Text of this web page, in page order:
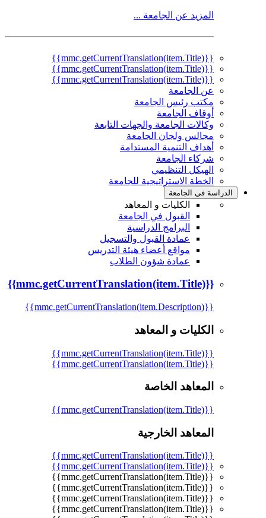
المزيد عن الجامعة ...
{{mmc.getCurrentTranslation(item.Title)}}
{{mmc.getCurrentTranslation(item.Title)}}
{{mmc.getCurrentTranslation(item.Title)}}
عن الجامعة
مكتب رئيس الجامعة
أوقاف الجامعة
وكالات الجامعة والجهات التابعة
مجالس ولجان الجامعة
أهداف التنمية المستدامة
شركاء الجامعة
الهيكل التنظيمي
الخطة الاستراتيجية للجامعة
الدراسة في الجامعة
الكليات و المعاهد
القبول في الجامعة
البرامج الدراسية
عمادة القبول والتسجيل
مواقع أعضاء هيئة التدريس
عمادة شؤون الطلاب
{{mmc.getCurrentTranslation(item.Title)}}
{{mmc.getCurrentTranslation(item.Description)}}
الكليات و المعاهد
{{mmc.getCurrentTranslation(item.Title)}}
{{mmc.getCurrentTranslation(item.Title)}}
المعاهد الخاصة
{{mmc.getCurrentTranslation(item.Title)}}
المعاهد الخارجية
{{mmc.getCurrentTranslation(item.Title)}}
{{mmc.getCurrentTranslation(item.Title)}}
{{mmc.getCurrentTranslation(item.Title)}}
{{mmc.getCurrentTranslation(item.Title)}}
{{mmc.getCurrentTranslation(item.Title)}}
{{mmc.getCurrentTranslation(item.Title)}}